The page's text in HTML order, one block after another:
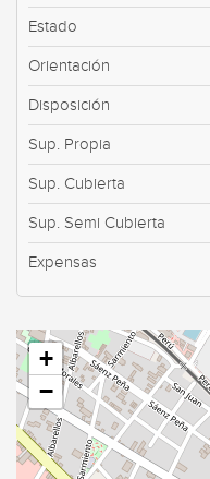
Estado
Orientación
Disposición
Sup. Propia
Sup. Cubierta
Sup. Semi Cubierta
Expensas
+
−